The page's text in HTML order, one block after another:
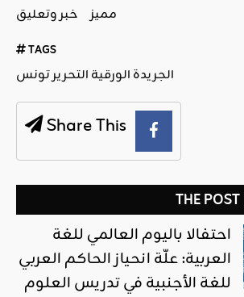
خبر وتعليق مميز
TAGS
الجريدة الورقية التحرير تونس
Share This
THE
احتفالا باليوم العالمي للغة
العربية: علّة انحياز الحاكم العربي
للغة الأجنبية في تدريس العلوم